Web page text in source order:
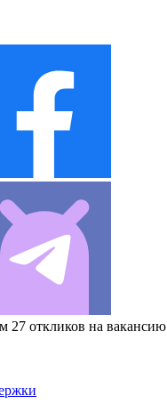
27 откликов на вакансию